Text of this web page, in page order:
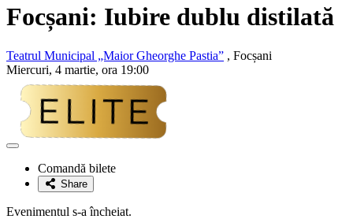
Focșani: Iubire dublu distilată
Teatrul Municipal „Maior Gheorghe Pastia” , Focșani
Miercuri, 4 martie, ora 19:00
Adaugă
favoriteComandă bilete
Share
Evenimentul s-a încheiat.